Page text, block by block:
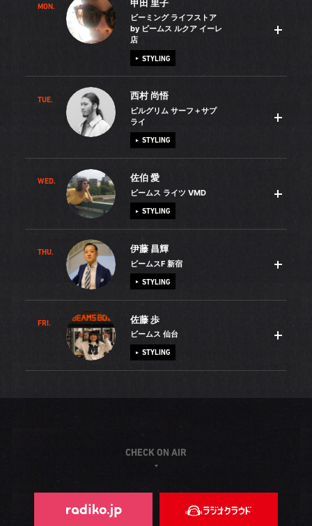
MON. 甲田 里子
ビーミング ライフストア
by ビームス ルクア イーレ
店
STYLING
何にでも興味が湧く私は、広く浅くいろいろなことに挑戦
しています。特にアウトドアが好きです！男性スタッフに
スケートボードを教えてもらったり、同僚と集まってバー
いですね。中でも登山経験は長く、以前勤務していた神戸
店のメンバーとは何回も六甲山に登りました。選ぶルート
は、鎖場や岩場もある結構ハードなコースです。私は東京
の渋谷で生まれて、小学3年生の時に神戸に越してきまし
た。幼い頃、両親に連れられて4回ほど富士山登山をしたそ
うですが、残念ながら記憶に残っていないので、改めて登
ってみたいと思っています。そして、サーフィンにも挑戦
したいです。同僚に誘われて少しやってみたことがあるの
ですが、一瞬だけ波に乗れた時はとっても快感でした。サ
ーフィンを極められたら、きっと楽しいはず。「誰か私を
海に連れて行って！」と周囲にアピールしている今日この
TUE. 西村 尚悟
ピルグリム サーフ＋サプ
ライ
STYLING
自転車が大好きで、通勤も休日の古着屋巡りも、SURLYの
「クロスチェック」に乗っています。パーツの一つひとつ
を選び、「戦車っぽく」完成させた愛車です。近々、仲間
した。中学2年生の時に雑誌のモデルを見て髪と服に興味を
持ち、美容師になりましたが、やっぱり服の方が好きだと
感じ、転職しました。先日、3年間伸ばし続けていた髪を思
い切ってカットしました。ウエストまで伸ばした髪がトレ
ードマークでもあったので、新しいヘアスタイルへの反応
が気になりましたが、評判は良いのでホッとしています
（笑）。目標はバイヤーになることです。最近買い付けに
同行させてもらっていて、もうすぐ仕入れた商品が入荷し
WED. 佐伯 愛
ビームス ライツ VMD
STYLING
＜BEAMS LIGHTS＞は、旅をコンセプトにデイリーウエア
を展開するレーベルです。お洗濯が簡単でシワになりにく
かったり、着回しができ多様なコーディネートが楽しめる
力をヴィジュアルにして店舗に落とし込むことが仕事で
す。ショップスタッフと一緒にレーベルの世界観をお伝え
することを大切に頑張っています。私には自慢できるよう
とても素敵なんです！
THU. 伊藤 昌輝
ビームスF 新宿
STYLING
半年前、両親をバラ園に連れて行ったことをきっかけに、
バラを育てることが趣味になりました。大輪のホワイトク
リスマス、真っ赤なイングリッドバーグマン、作出国がド
院に行き、流行っていたアイドルの髪型にしたことで自分
と初めて「ビームスF」を訪れた際、スタッフのカッコ良さ
FRI. 佐藤 歩
ビームス 仙台
STYLING
良いんですよ。コンパクトなのに何でも揃っているところ
がこの街の良さです。私は大学を卒業したあと、服飾の勉
様と近い距離でお話することができるのも魅力ですね。昔
CHECK ON AIR